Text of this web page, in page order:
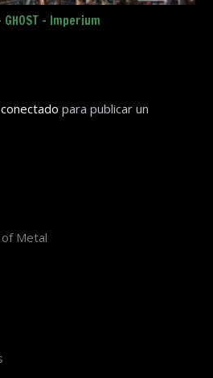
GHOST – Imperium
conectado para publicar un
Metal